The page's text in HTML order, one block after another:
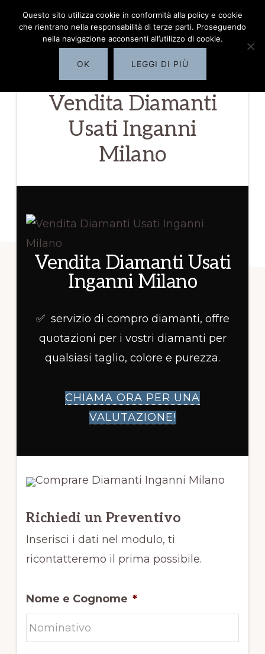
Passa
COMPRO
DIAMANTI
MILANO
MENU
Vendita Diamanti
Usati Inganni
Milano
Vendita Diamanti Usati
Inganni Milano
✅ servizio di compro diamanti, offre
quotazioni per i vostri diamanti per
qualsiasi taglio, colore e purezza.
CHIAMA ORA PER UNA
VALUTAZIONE!
Richiedi un Preventivo
Inserisci i dati nel modulo, ti
ricontatteremo il prima possibile.
Nome e Cognome *
Questo sito utilizza cookie in conformità alla policy e cookie
che rientrano nella responsabilità di terze parti. Proseguendo
nella navigazione acconsenti all’utilizzo di cookie.
OK LEGGI DI PIÙ